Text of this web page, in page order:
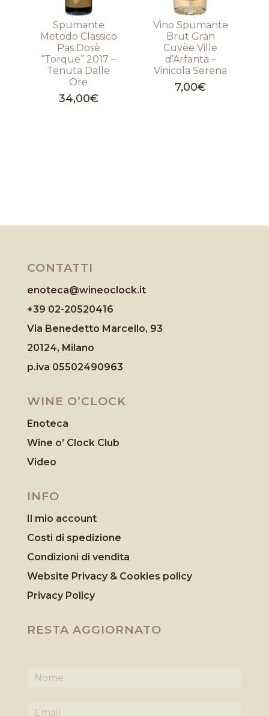
Spumante
Metodo Classico
Pas Dosè
“Torque” 2017 –
Tenuta Dalle
Ore
34,00€
Vino Spumante
Brut Gran
Cuvèe Ville
d’Arfanta –
Vinicola Serena
7,00€
CONTATTI
enoteca@wineoclock.it
+39 02-20520416
Via Benedetto Marcello, 93
20124, Milano
p.iva 05502490963
WINE O’CLOCK
Enoteca
Wine o’ Clock Club
Video
INFO
Il mio account
Costi di spedizione
Condizioni di vendita
Website Privacy & Cookies policy
Privacy Policy
RESTA AGGIORNATO